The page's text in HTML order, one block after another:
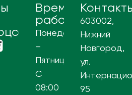
Время
работы
Понедельник
–
Пятница
С
08:00
603002,
Нижний
Новгород,
ул.
95